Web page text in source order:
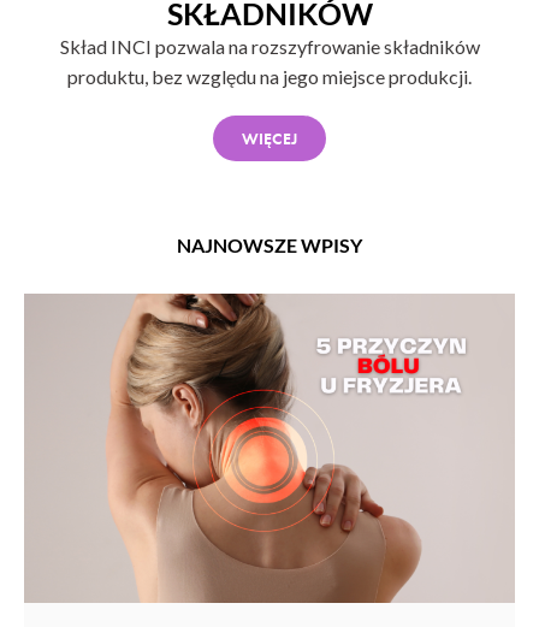
SKŁADNIKÓW
Skład INCI pozwala na rozszyfrowanie składników
produktu, bez względu na jego miejsce produkcji.
WIĘCEJ
NAJNOWSZE WPISY